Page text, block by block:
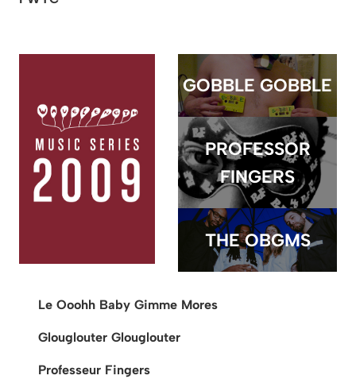
GOBBLE GOBBLE
PROFESSOR
FINGERS
THE OBGMS
Le Ooohh Baby Gimme Mores
Glouglouter Glouglouter
Professeur Fingers